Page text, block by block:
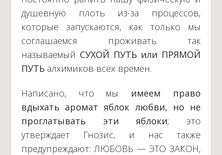
душевную плоть из-за процессов,
которые запускаются, как только мы
соглашаемся проживать так
называемый СУХОЙ ПУТЬ или ПРЯМОЙ
ПУТЬалхимиков всех времен.
Написано, что мы
имеем право
вдыхать аромат яблок любви, но не
проглатывать эти яблоки; это
утверждает Гнозис, и нас также
предупреждают: ЛЮБОВЬ — ЭТО ЗАКОН,